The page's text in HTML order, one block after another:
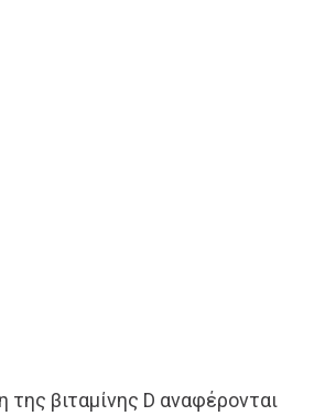
της βιταμίνης D αναφέρονται